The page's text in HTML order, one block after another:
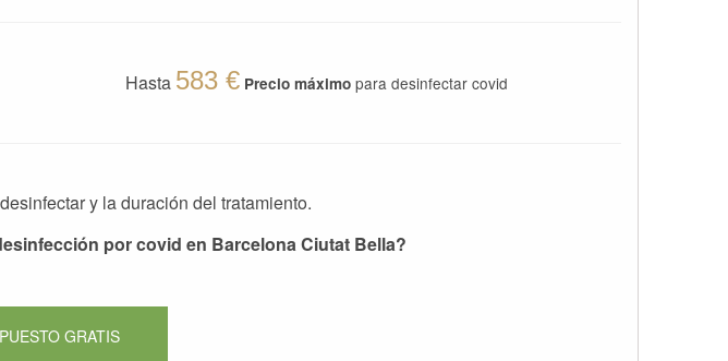
Hasta 583 € Precio máximo para desinfectar covid
y la duración del tratamiento.
por covid en Barcelona Ciutat Bella?
GRATIS